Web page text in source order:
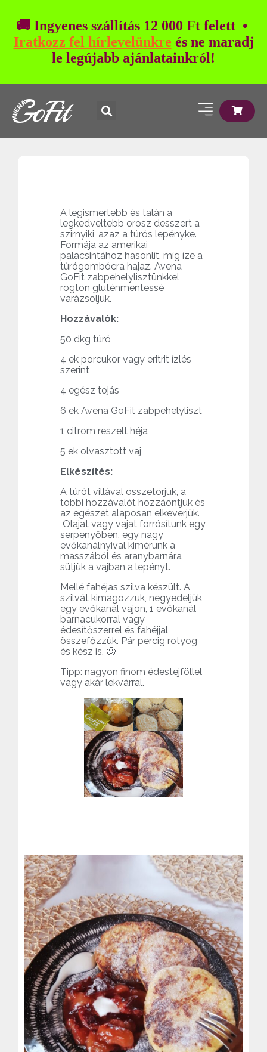
🚚 Ingyenes szállítás 12 000 Ft felett •
Iratkozz fel hírlevelünkre és ne maradj
le legújabb ajánlatainkról!
A legismertebb és talán a
legkedveltebb orosz desszert a
szirnyiki, azaz a túrós lepényke.
Formája az amerikai
palacsintához hasonlít, míg íze a
túrógombócra hajaz. Avena
GoFit zabpehelylisztünkkel
rögtön gluténmentessé
varázsoljuk.
Hozzávalók:
50 dkg túró
4 ek porcukor vagy eritrit ízlés
szerint
4 egész tojás
6 ek Avena GoFit zabpehelyliszt
1 citrom reszelt héja
5 ek olvasztott vaj
Elkészítés:
A túrót villával összetörjük, a
többi hozzávalót hozzáöntjük és
az egészet alaposan elkeverjük.
Olajat vagy vajat forrósítunk egy
serpenyőben, egy nagy
evőkanálnyival kimérünk a
masszából és aranybarnára
sütjük a vajban a lepényt.
Mellé fahéjas szilva készült. A
szilvát kimagozzuk, negyedeljük,
egy evőkanál vajon, 1 evőkanál
barnacukorral vagy
édesítőszerrel és fahéjjal
összefőzzük. Pár percig rotyog
és kész is. 🙂
Tipp: nagyon finom édestejföllel
vagy akár lekvárral.